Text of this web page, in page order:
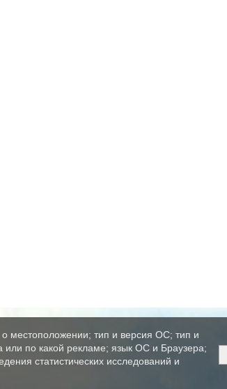
местоположении; тип и версия ОС; тип и
или по какой рекламе; язык ОС и Браузера;
статистических исследований и